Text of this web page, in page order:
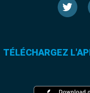
TÉLÉCHARGEZ